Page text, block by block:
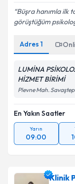
Büşra hanımla ilk
görüştüğüm
Adres 1
LUMİNA
HİZMET BİRİMİ
Plevne Mah.
En Yakın Saatler
Yarın
09:00
Klinik